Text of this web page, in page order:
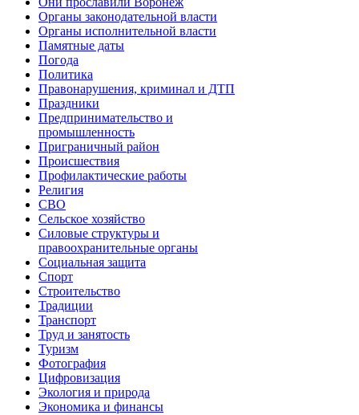
Органы законодательной власти
Органы исполнительной власти
Памятные даты
Погода
Политика
Правонарушения, криминал и ДТП
Праздники
Предпринимательство и
промышленность
Приграничный район
Происшествия
Профилактические работы
Религия
СВО
Сельское хозяйство
Силовые структуры и
правоохранительные органы
Социальная защита
Спорт
Строительство
Традиции
Транспорт
Труд и занятость
Туризм
Фотография
Цифровизация
Экология и природа
Экономика и финансы